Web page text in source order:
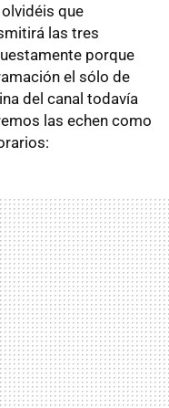
que
las tres
porque
el sólo de
del canal todavía
las echen como